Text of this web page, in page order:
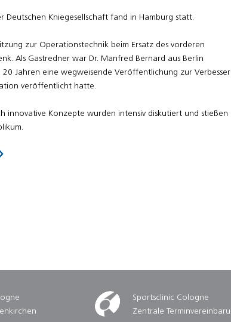
Deutschen Kniegesellschaft fand in Hamburg statt.
zur Operationstechnik beim Ersatz des vorderen
Als Gastredner war Dr. Manfred Bernard aus Berlin
Jahren eine wegweisende Veröffentlichung zur
veröffentlicht hatte.
innovative Konzepte wurden intensiv diskutiert und stießen
Sportsclinic Cologne
Zentrale